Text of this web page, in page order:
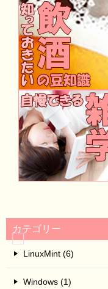
カテゴリー
LinuxMint (6)
Windows (1)